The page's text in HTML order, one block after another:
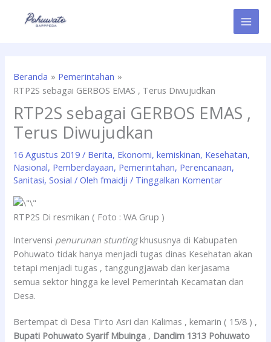
Beranda
Pemerintahan
RTP2S sebagai GERBOS EMAS , Terus Diwujudkan
RTP2S sebagai GERBOS EMAS ,
Terus Diwujudkan
16 Agustus 2019/ Berita, Ekonomi,kemiskinan, Kesehatan,
Nasional, Pemberdayaan, Pemerintahan, Perencanaan,
Sanitasi,Sosial / Olehfmaidji/ Tinggalkan Komentar
RTP2S Di resmikan ( Foto : WA Grup )
Intervensi penurunan stuntingkhususnya di Kabupaten
Pohuwato tidak hanya menjadi tugas dinas Kesehatan akan
tetapi menjadi tugas , tanggungjawab dan kerjasama
semua sektor hingga ke level Pemerintah Kecamatan dan
Desa.
Bertempat di Desa Tirto Asri dan Kalimas , kemarin ( 15/8 ) ,
Bupati Pohuwato Syarif Mbuinga , Dandim 1313 Pohuwato